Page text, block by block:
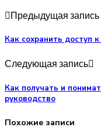
Предыдущая запись
Как сохранить доступ
Следующая запись
Как получать и
руководство
Похожие записи